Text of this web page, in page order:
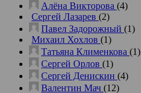
Алёна Викторова (4)
Сергей Лазарев (2)
Павел Задорожный (1)
Михаил Хохлов (1)
Татьяна Клименкова (1)
Сергей Орлов (1)
Сергей Денискин (4)
Валентин Мач (12)